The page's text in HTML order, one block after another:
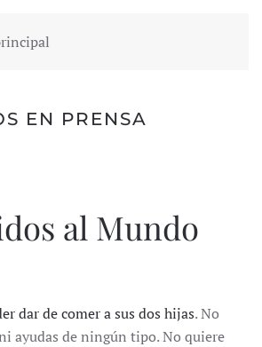
EN PRENSA
al Mundo
dar de comer a sus dos hijas. No
ayudas de ningún tipo. No quiere